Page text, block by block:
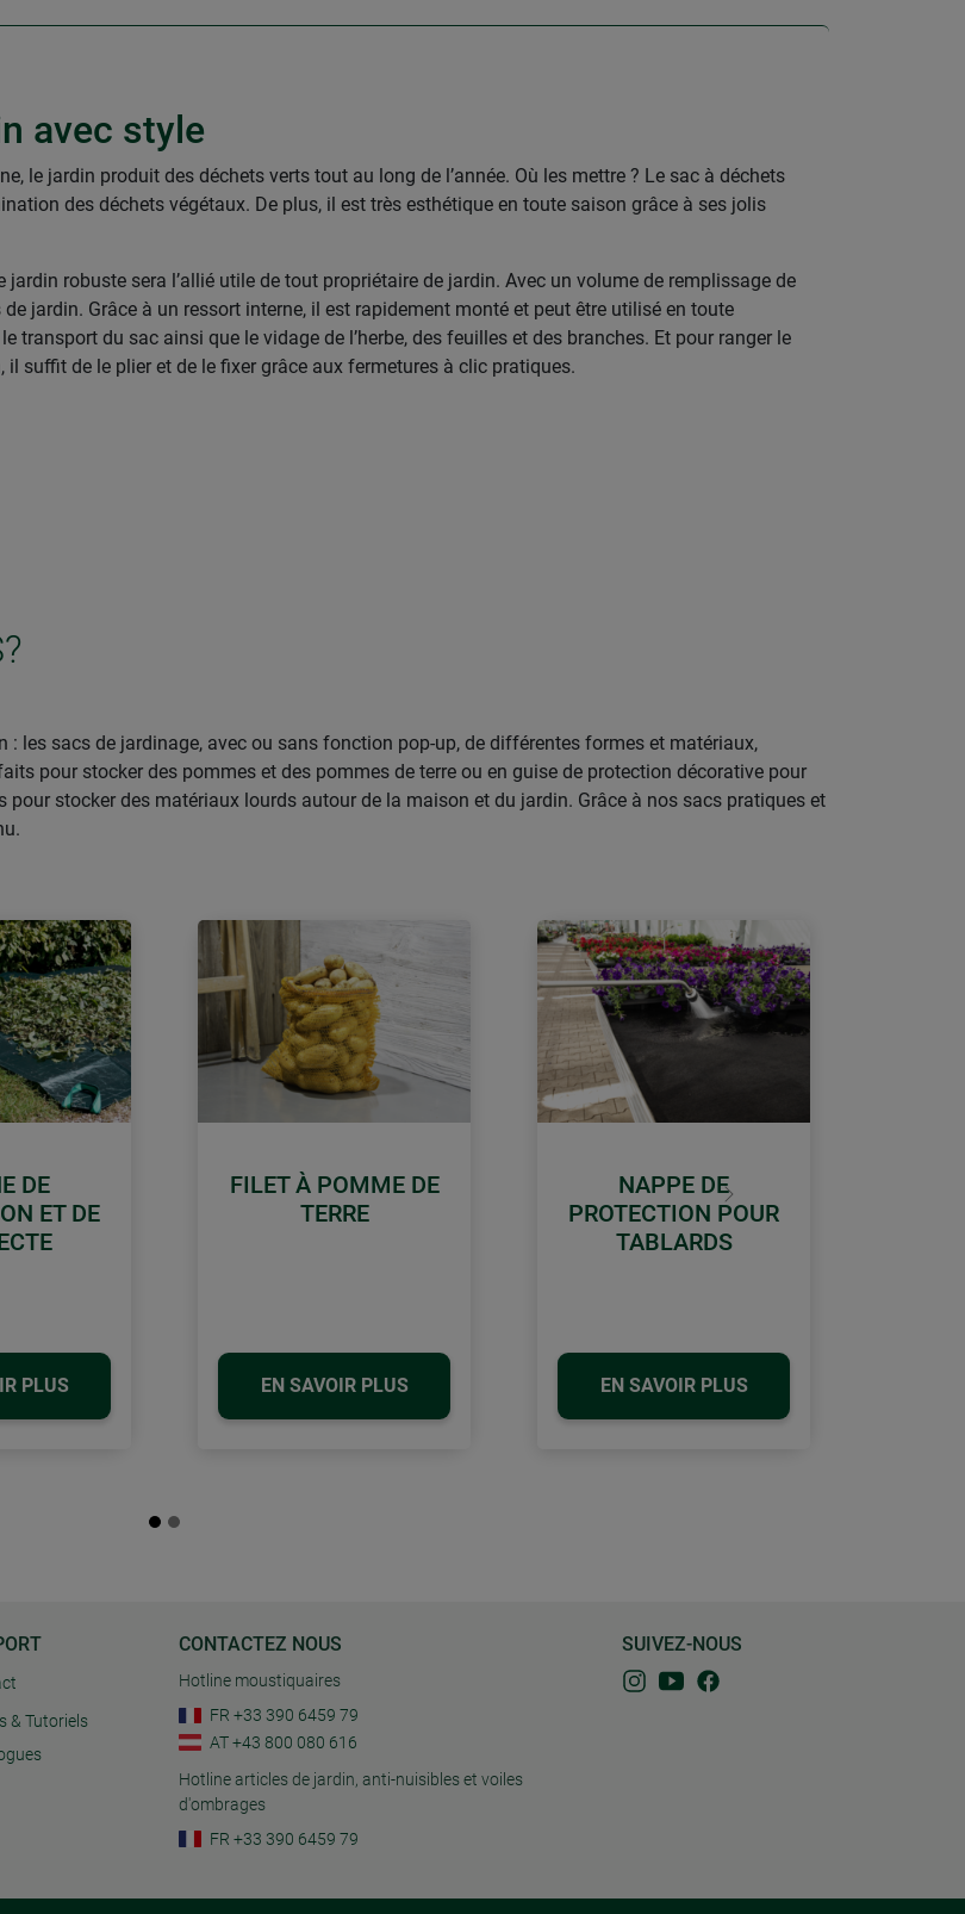
avec style
le jardin produit des déchets verts tout au long de l’année. Où les mettre ? Le sac à déchets
des déchets végétaux. De plus, il est très esthétique en toute saison grâce à ses jolis
robuste sera l’allié utile de tout propriétaire de jardin. Avec un volume de remplissage de
jardin. Grâce à un ressort interne, il est rapidement monté et peut être utilisé en toute
du sac ainsi que le vidage de l’herbe, des feuilles et des branches. Et pour ranger le
suffit de le plier et de le fixer grâce aux fermetures à clic pratiques.
les sacs de jardinage, avec ou sans fonction pop-up, de différentes formes et matériaux,
pour stocker des pommes et des pommes de terre ou en guise de protection décorative pour
stocker des matériaux lourds autour de la maison et du jardin. Grâce à nos sacs pratiques et
DE
ET DE
PLUS
FILET À POMME DE
TERRE
EN SAVOIR PLUS
NAPPE DE
PROTECTION POUR
TABLARDS
EN SAVOIR PLUS
Continuer
& Tutoriels
CONTACTEZ NOUS
Hotline moustiquaires
FR +33 390 6459 79
AT +43 800 080 616
Hotline articles de jardin, anti-nuisibles et voiles
d'ombrages
FR +33 390 6459 79
SUIVEZ-NOUS